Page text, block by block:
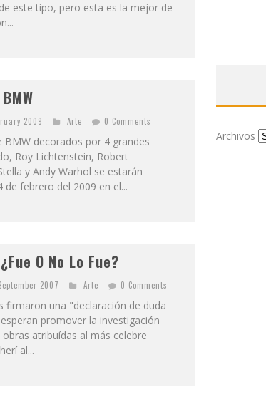
este tipo, pero esta es la mejor de
2009 Arte 0 Comments
BMW decorados por 4 grandes
Roy Lichtenstein, Robert
y Andy Warhol se estarán
de febrero del 2009 en el...
O No Lo Fue?
2007 Arte 0 Comments
firmaron una "declaración de duda
promover la investigación
atribuídas al más celebre
al...
Archivos